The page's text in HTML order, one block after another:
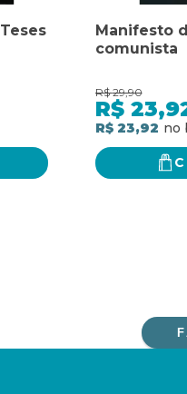
Manifesto
comunista
R$ 29,90
R$
R$ 23,92